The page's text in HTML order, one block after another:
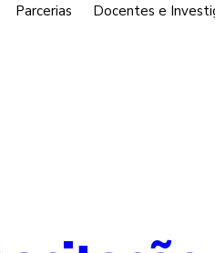
Parcerias Docentes e